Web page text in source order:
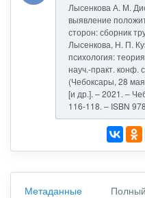
Лысенкова А. М.
выявление
сторон: сборник
Лысенкова, Н. П.
психология:
науч.-практ. конф.
(Чебоксары, 28
[и др.]. – 2021. –
116-118. – ISBN
Метаданные